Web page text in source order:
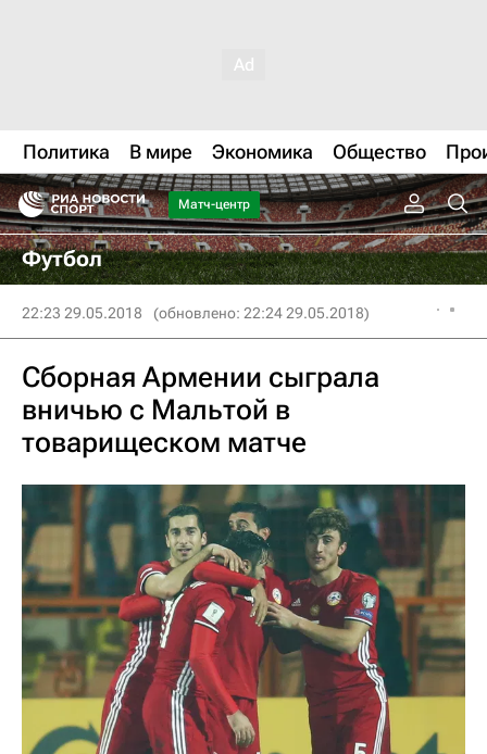
Политика В мире Экономика Общество
Матч-центр
Футбол
22:23 29.05.2018 (обновлено: 22:24 29.05.2018)
Сборная Армении сыграла
вничью с Мальтой в
товарищеском матче